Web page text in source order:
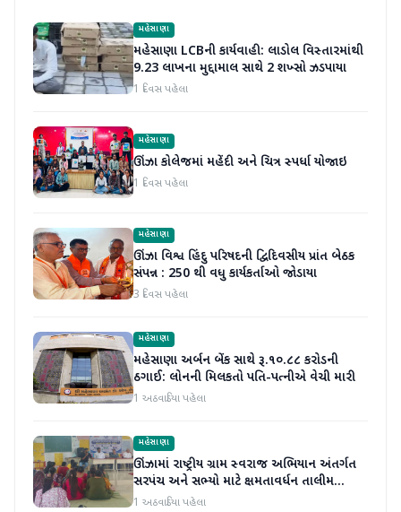
મહેસાણા
મહેસાણા LCBની કાર્યવાહી: લાડોલ વિસ્તારમાંથી
9.23 લાખના મુદ્દામાલ સાથે 2 શખ્સો ઝડપાયા
1 દિવસ પહેલા
મહેસાણા
ઊંઝા કોલેજમાં મહેંદી અને ચિત્ર સ્પર્ધા યોજાઇ
1 દિવસ પહેલા
મહેસાણા
ઊંઝા વિશ્વ હિંદુ પરિષદની દ્વિદિવસીય પ્રાંત બેઠક
સંપન્ન : 250 થી વધુ કાર્યકર્તાઓ જોડાયા
3 દિવસ પહેલા
મહેસાણા
મહેસાણા અર્બન બેંક સાથે રૂ.૧૦.૮૮ કરોડની
ઠગાઈ: લોનની મિલકતો પતિ-પત્નીએ વેચી મારી
1 અઠવાડિયા પહેલા
મહેસાણા
ઊંઝામાં રાષ્ટ્રીય ગ્રામ સ્વરાજ અભિયાન અંતર્ગત
સરપંચ અને સભ્યો માટે ક્ષમતાવર્ધન તાલીમ
યોજાઈ
1 અઠવાડિયા પહેલા